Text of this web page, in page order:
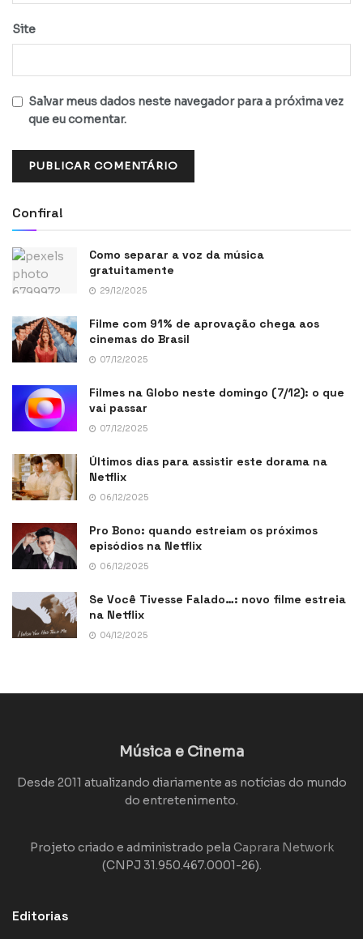
Site
Salvar meus dados neste navegador para a próxima vez
que eu comentar.
Confira!
Como separar a voz da música
gratuitamente
29/12/2025
Filme com 91% de aprovação chega aos
cinemas do Brasil
07/12/2025
Filmes na Globo neste domingo (7/12): o que
vai passar
07/12/2025
Últimos dias para assistir este dorama na
Netflix
06/12/2025
Pro Bono: quando estreiam os próximos
episódios na Netflix
06/12/2025
Se Você Tivesse Falado…: novo filme estreia
na Netflix
04/12/2025
Música e Cinema
Desde 2011 atualizando diariamente as notícias do mundo
do entretenimento.
Projeto criado e administrado pela Caprara Network
(CNPJ 31.950.467.0001-26).
Editorias